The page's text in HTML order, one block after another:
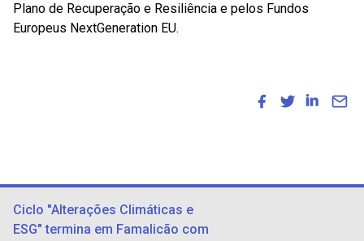
Plano de Recuperação e Resiliência e pelos Fundos
Europeus NextGeneration EU.
Ciclo "Alterações Climáticas e
ESG" termina em Famalicão com